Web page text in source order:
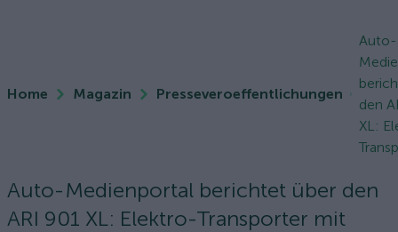
Home Magazin Presseveroeffentlichungen
Auto-
den
XL:
Auto-Medienportal berichtet über den
ARI 901 XL: Elektro-Transporter mit